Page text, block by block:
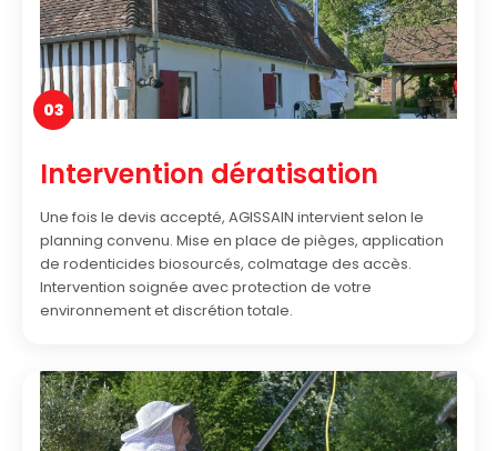
03
Intervention dératisation
Une fois le devis accepté, AGISSAIN intervient selon le
planning convenu. Mise en place de pièges, application
de rodenticides biosourcés, colmatage des accès.
Intervention soignée avec protection de votre
environnement et discrétion totale.